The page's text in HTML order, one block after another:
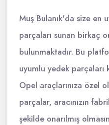
Muş Bulanık'da size en
parçaları sunan birkaç
bulunmaktadır. Bu
uyumlu yedek
Opel araçlarınıza özel
parçalar, aracınızın
şekilde onarılmış